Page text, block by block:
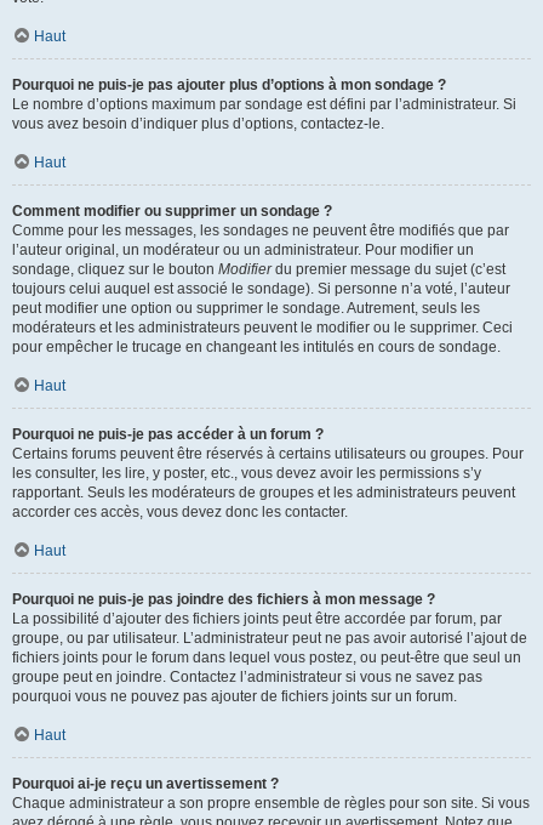
Haut
Pourquoi ne puis-je pas ajouter plus d’options à mon sondage ?
Le nombre d’options maximum par sondage est défini par l’administrateur. Si
vous avez besoin d’indiquer plus d’options, contactez-le.
Haut
Comment modifier ou supprimer un sondage ?
Comme pour les messages, les sondages ne peuvent être modifiés que par
l’auteur original, un modérateur ou un administrateur. Pour modifier un
sondage, cliquez sur le bouton Modifierdu premier message du sujet (c’est
toujours celui auquel est associé le sondage). Si personne n’a voté, l’auteur
peut modifier une option ou supprimer le sondage. Autrement, seuls les
modérateurs et les administrateurs peuvent le modifier ou le supprimer. Ceci
pour empêcher le trucage en changeant les intitulés en cours de sondage.
Haut
Pourquoi ne puis-je pas accéder à un forum ?
Certains forums peuvent être réservés à certains utilisateurs ou groupes. Pour
les consulter, les lire, y poster, etc., vous devez avoir les permissions s’y
rapportant. Seuls les modérateurs de groupes et les administrateurs peuvent
accorder ces accès, vous devez donc les contacter.
Haut
Pourquoi ne puis-je pas joindre des fichiers à mon message ?
La possibilité d’ajouter des fichiers joints peut être accordée par forum, par
groupe, ou par utilisateur. L’administrateur peut ne pas avoir autorisé l’ajout de
fichiers joints pour le forum dans lequel vous postez, ou peut-être que seul un
groupe peut en joindre. Contactez l’administrateur si vous ne savez pas
pourquoi vous ne pouvez pas ajouter de fichiers joints sur un forum.
Haut
Pourquoi ai-je reçu un avertissement ?
Chaque administrateur a son propre ensemble de règles pour son site. Si vous